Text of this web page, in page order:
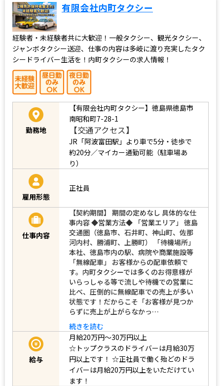
有限会社内町タクシー
経験者・未経験者共に大歓迎！一般タクシー、観光タクシー、
ジャンボタクシー送迎、仕事の内容は多岐に渡り充実したタク
シードライバー生活を！内町タクシーの求人情報！
勤務地
【有限会社内町タクシー】徳島県徳島市
南昭和町7-28-1
【交通アクセス】
JR「阿波富田駅」より車で5分・徒歩で
約20分／マイカー通勤可能（駐車場あ
り）
雇用形態
正社員
仕事内容
【契約期間】 期間の定めなし 具体的な仕
事内容 ◆営業方法◆ 「営業エリア」 徳島
交通圏（徳島市、石井町、神山町、佐那
河内村、勝浦町、上勝町） 「待機場所」
本社、徳島市内の駅、病院や商業施設等
「無線配車」 お客様からの配車依頼で
す。内町タクシーでは多くのお得意様が
いらっしゃる等で流しや待機での営業に
比べ、圧倒的に無線配車での売上が多い
状態です！だからこそ「お客様が見つか
らずに売上が上がらなかっ…
続きを読む
給与
月給20万円～30万円以上
☆トップクラスのドライバーは月給30万
円以上です！ ☆正社員で働く殆どのドラ
イバーは月給20万円以上をいただけてい
ます！